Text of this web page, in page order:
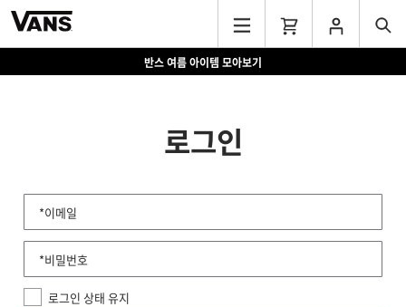
반스 여름 아이템 모아보기
로그인
*이메일
*비밀번호
로그인 상태 유지